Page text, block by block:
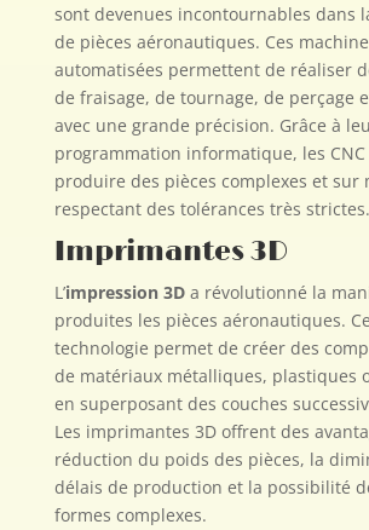
sont devenues incontournables dans
de pièces aéronautiques. Ces
automatisées permettent de réaliser
de fraisage, de tournage, de perçage
avec une grande précision. Grâce à
programmation informatique, les
produire des pièces complexes et sur
respectant des tolérances très strictes.
Imprimantes 3D
L’impression 3Da révolutionné la
produites les pièces aéronautiques.
technologie permet de créer des
de matériaux métalliques, plastiques
en superposant des couches
Les imprimantes 3D offrent des
réduction du poids des pièces, la
délais de production et la possibilité
formes complexes.